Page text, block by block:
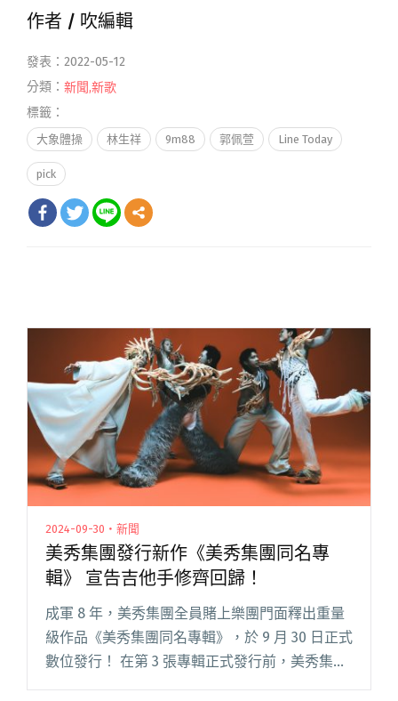
作者 / 吹編輯
發表：2022-05-12
分類： 新聞,新歌
標籤：
大象體操 林生祥 9m88 郭佩萱 Line Today
pick
2024-09-30・新聞
美秀集團發行新作《美秀集團同名專
輯》 宣告吉他手修齊回歸！
成軍 8 年，美秀集團全員賭上樂團門面釋出重量
級作品《美秀集團同名專輯》，於 9 月 30 日正式
數位發行！ 在第 3 張專輯正式發行前，美秀集團
每每出手成為話題，先行曲〈手機錢包鑰匙菸〉